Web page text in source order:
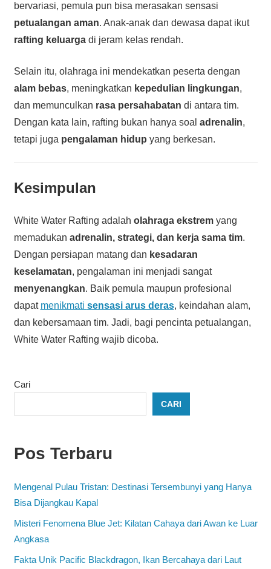
bervariasi, pemula pun bisa merasakan sensasi
petualangan aman. Anak-anak dan dewasa dapat ikut
rafting keluargadi jeram kelas rendah.
Selain itu, olahraga ini mendekatkan peserta dengan
alam bebas, meningkatkan kepedulian lingkungan,
dan memunculkan rasa persahabatan di antara tim.
Dengan kata lain, rafting bukan hanya soal adrenalin,
tetapi juga pengalaman hidup yang berkesan.
Kesimpulan
White Water Rafting adalah olahraga ekstremyang
memadukan adrenalin, strategi, dan kerja sama tim.
Dengan persiapan matang dan kesadaran
keselamatan, pengalaman ini menjadi sangat
menyenangkan. Baik pemula maupun profesional
dapat menikmati sensasi arus deras, keindahan alam,
dan kebersamaan tim. Jadi, bagi pencinta petualangan,
White Water Rafting wajib dicoba.
Cari
CARI
Pos Terbaru
Mengenal Pulau Tristan: Destinasi Tersembunyi yang Hanya
Bisa Dijangkau Kapal
Misteri Fenomena Blue Jet: Kilatan Cahaya dari Awan ke Luar
Angkasa
Fakta Unik Pacific Blackdragon, Ikan Bercahaya dari Laut